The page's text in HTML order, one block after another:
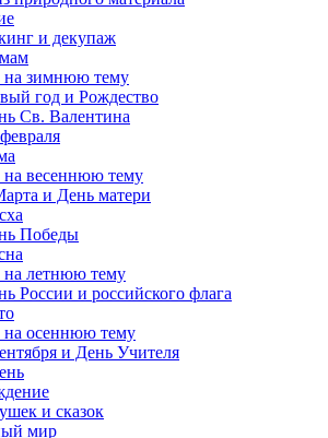
и декупаж
на зимнюю тему
год и Рождество
Св. Валентина
весеннюю тему
и День матери
Победы
на летнюю тему
России и российского флага
на осеннюю тему
и День Учителя
и сказок
мир